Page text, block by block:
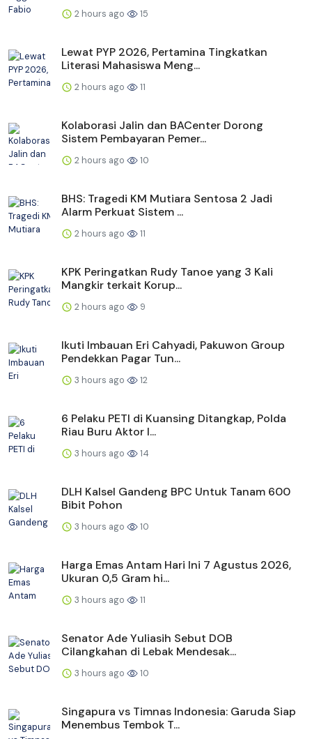
2 hours ago 15
Lewat PYP 2026, Pertamina Tingkatkan
Literasi Mahasiswa Meng...
2 hours ago 11
Kolaborasi Jalin dan BACenter Dorong
Sistem Pembayaran Pemer...
2 hours ago 10
BHS: Tragedi KM Mutiara Sentosa 2 Jadi
Alarm Perkuat Sistem ...
2 hours ago 11
KPK Peringatkan Rudy Tanoe yang 3 Kali
Mangkir terkait Korup...
2 hours ago 9
Ikuti Imbauan Eri Cahyadi, Pakuwon Group
Pendekkan Pagar Tun...
3 hours ago 12
6 Pelaku PETI di Kuansing Ditangkap, Polda
Riau Buru Aktor I...
3 hours ago 14
DLH Kalsel Gandeng BPC Untuk Tanam 600
Bibit Pohon
3 hours ago 10
Harga Emas Antam Hari Ini 7 Agustus 2026,
Ukuran 0,5 Gram hi...
3 hours ago 11
Senator Ade Yuliasih Sebut DOB
Cilangkahan di Lebak Mendesak...
3 hours ago 10
Singapura vs Timnas Indonesia: Garuda Siap
Menembus Tembok T...